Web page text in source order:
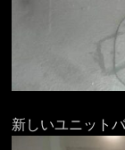
新しいユニット